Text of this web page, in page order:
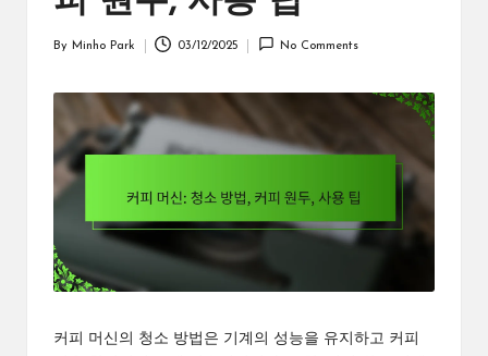
By Minho Park 03/12/2025 No Comments
커피 머신의 청소 방법은 기계의 성능을 유지하고 커피